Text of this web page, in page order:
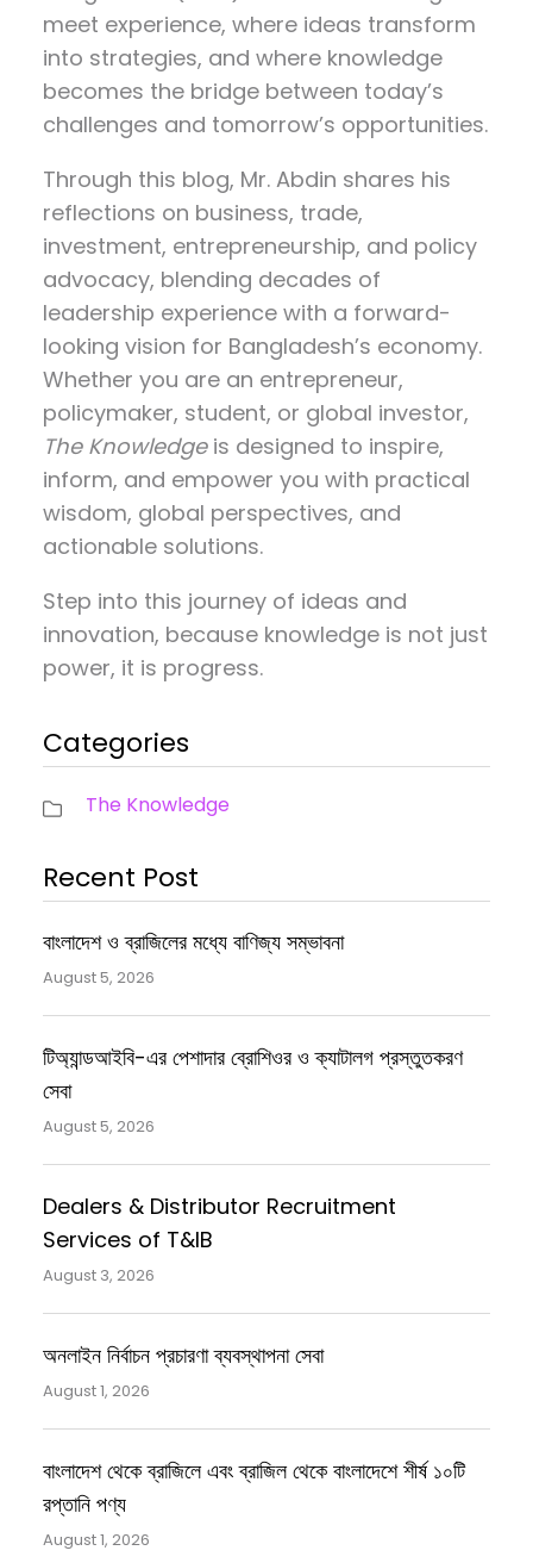
meet experience, where ideas transform
into strategies, and where knowledge
becomes the bridge between today’s
challenges and tomorrow’s opportunities.
Through this blog, Mr. Abdin shares his
reflections on business, trade,
investment, entrepreneurship, and policy
advocacy, blending decades of
leadership experience with a forward-
looking vision for Bangladesh’s economy.
Whether you are an entrepreneur,
policymaker, student, or global investor,
The Knowledgeis designed to inspire,
inform, and empower you with practical
wisdom, global perspectives, and
actionable solutions.
Step into this journey of ideas and
innovation, because knowledge is not just
power, it is progress.
Categories
The Knowledge
Recent Post
বাংলাদেশ ও ব্রাজিলের মধ্যে বাণিজ্য সম্ভাবনা
August 5, 2026
টিঅ্যান্ডআইবি-এর পেশাদার ব্রোশিওর ও ক্যাটালগ প্রস্তুতকরণ
সেবা
August 5, 2026
Dealers & Distributor Recruitment
Services of T&IB
August 3, 2026
অনলাইন নির্বাচন প্রচারণা ব্যবস্থাপনা সেবা
August 1, 2026
বাংলাদেশ থেকে ব্রাজিলে এবং ব্রাজিল থেকে বাংলাদেশে শীর্ষ ১০টি
রপ্তানি পণ্য
August 1, 2026